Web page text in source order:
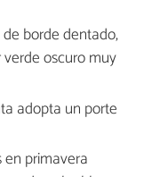
borde dentado,
oscuro muy
adopta un porte
en primavera